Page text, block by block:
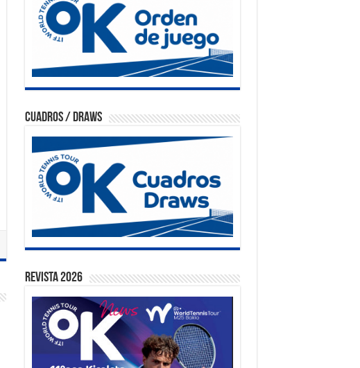
Cuadros / Draws
Revista 2026